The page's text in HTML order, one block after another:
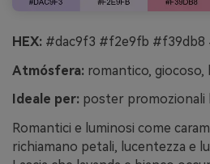
HEX: #dac9f3 #f2e9fb
Atmósfera: romantico, giocoso,
Ideale per: poster promozionali
Romantici e luminosi come
richiamano petali, lucentezza e